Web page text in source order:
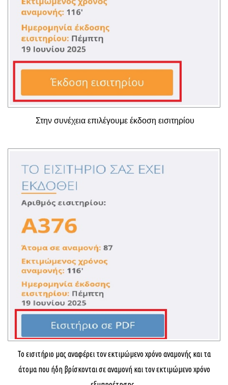
Στην συνέχεια επιλέγουμε έκδοση εισιτηρίου
Το εισιτήριο μας αναφέρει τον εκτιμώμενο χρόνο αναμονής και τα
άτομα που ήδη βρίσκονται σε αναμονή και τον εκτιμώμενο χρόνο